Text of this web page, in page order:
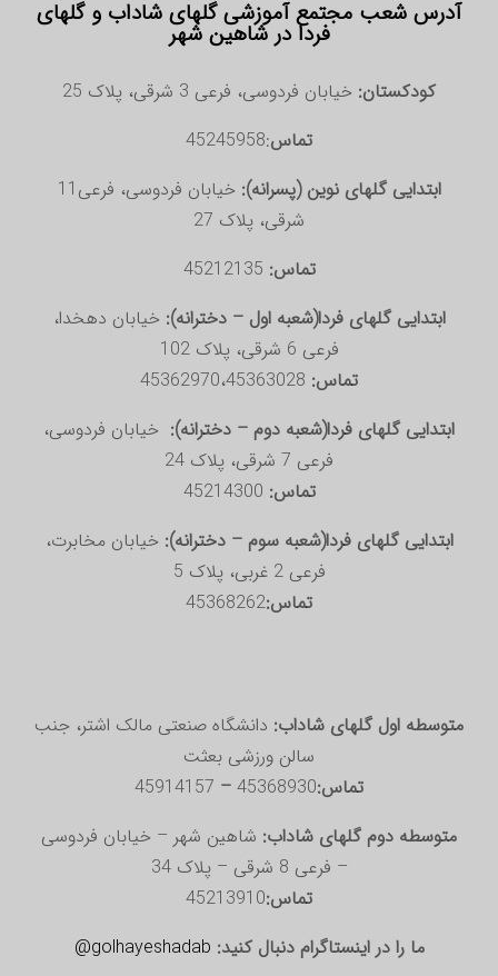
آدرس شعب مجتمع آموزشی گلهای شاداب و گلهای
فردا در شاهین شهر
کودکستان: خیابان فردوسی، فرعی 3 شرقی، پلاک 25
تماس:45245958
ابتدایی گلهای نوین (پسرانه):
خیابان فردوسی، فرعی11
شرقی، پلاک 27
تماس:
ابتدایی گلهای فردا(شعبه اول – دخترانه): خیابان دهخدا،
فرعی 6 شرقی، پلاک 102
تماس:
ابتدایی گلهای فردا(شعبه دوم – دخترانه): خیابان فردوسی،
فرعی 7 شرقی، پلاک 24
تماس: 45214300
ابتدایی گلهای فردا(شعبه سوم – دخترانه): خیابان مخابرت،
فرعی 2 غربی، پلاک 5
تماس:45368262
متوسطه اول گلهای شاداب: دانشگاه صنعتی مالک اشتر، جنب
سالن ورزشی بعثت
تماس:45368930
–
45914157
متوسطه دوم گلهای شاداب: شاهین شهر – خیابان فردوسی
– فرعی 8 شرقی – پلاک 34
تماس:45213910
ما را در اینستاگرام دنبال کنید: golhayeshadab@